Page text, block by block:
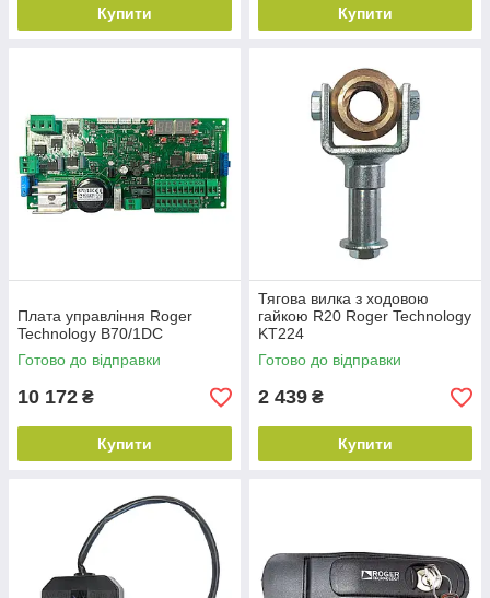
Купити Купити
Плата управління Roger
Technology B70/1DC
Готово до відправки
10 172 ₴
Купити
Тягова вилка з ходовою
гайкою R20 Roger Technology
KT224
Готово до відправки
2 439 ₴
Купити